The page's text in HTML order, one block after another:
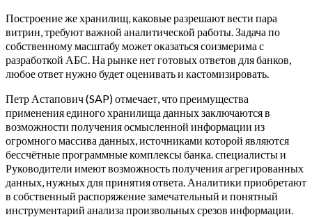
Построение же хранилищ, каковые разрешают вести пара
витрин, требуют важной аналитической работы. Задача по
собственному масштабу может оказаться соизмерима с
разработкой АБС. На рынке нет готовых ответов для банков,
любое ответ нужно будет оценивать и кастомизировать.
Петр Астапович (SAP) отмечает, что преимущества
применения единого хранилища данных заключаются в
возможности получения осмысленной информации из
огромного массива данных, источниками которой являются
бессчётные программные комплексы банка. специалисты и
Руководители имеют возможность получения агрегированных
данных, нужных для принятия ответа. Аналитики приобретают
в собственный распоряжение замечательный и понятный
инструментарий анализа произвольных срезов информации.